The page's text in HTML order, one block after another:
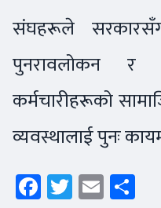
संघहरूले
पुनरावलोकन र
कर्मचारीहरूको
व्यवस्थालाई पुनः
Facebook
Twitter
Email